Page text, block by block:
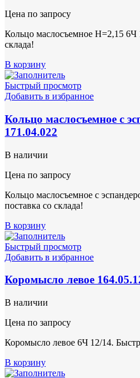
Цена по запросу
Кольцо маслосъемное Н=2,15 6Ч
склада!
В корзину
Быстрый просмотр
Добавить в избранное
Кольцо маслосъемное с
171.04.022
В наличии
Цена по запросу
Кольцо маслосъемное с
поставка со склада!
В корзину
Быстрый просмотр
Добавить в избранное
Коромысло левое
В наличии
Цена по запросу
Коромысло левое 6Ч 12/14.
В корзину